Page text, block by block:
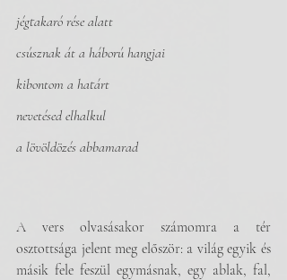
jégtakaró rése alatt
csúsznak át a háború hangjai
kibontom a határt
nevetésed elhalkul
a lövöldözés abbamarad
A vers olvasásakor számomra a tér
osztottsága jelent meg először: a világ egyik és
másik fele feszül egymásnak, egy ablak, fal,